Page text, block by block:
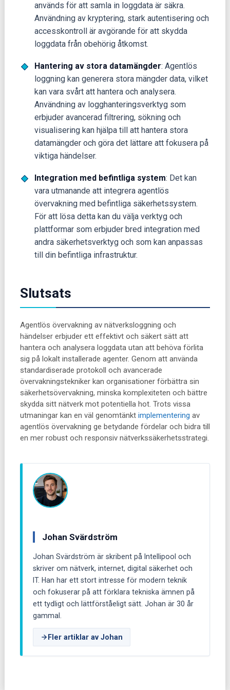
används för att samla in loggdata är säkra.
Användning av kryptering, stark autentisering och
accesskontroll är avgörande för att skydda
loggdata från obehörig åtkomst.
Hantering av stora datamängder: Agentlös
loggning kan generera stora mängder data, vilket
kan vara svårt att hantera och analysera.
Användning av logghanteringsverktyg som
erbjuder avancerad filtrering, sökning och
visualisering kan hjälpa till att hantera stora
datamängder och göra det lättare att fokusera på
viktiga händelser.
Integration med befintliga system: Det kan
vara utmanande att integrera agentlös
övervakning med befintliga säkerhetssystem.
För att lösa detta kan du välja verktyg och
plattformar som erbjuder bred integration med
andra säkerhetsverktyg och som kan anpassas
till din befintliga infrastruktur.
Slutsats
Agentlös övervakning av nätverksloggning och
händelser erbjuder ett effektivt och säkert sätt att
hantera och analysera loggdata utan att behöva förlita
sig på lokalt installerade agenter. Genom att använda
standardiserade protokoll och avancerade
övervakningstekniker kan organisationer förbättra sin
säkerhetsövervakning, minska komplexiteten och bättre
skydda sitt nätverk mot potentiella hot. Trots vissa
utmaningar kan en väl genomtänkt implementering av
agentlös övervakning ge betydande fördelar och bidra till
en mer robust och responsiv nätverkssäkerhetsstrategi.
Johan Svärdström
Johan Svärdström är skribent på Intellipool och
skriver om nätverk, internet, digital säkerhet och
IT. Han har ett stort intresse för modern teknik
och fokuserar på att förklara tekniska ämnen på
ett tydligt och lättförståeligt sätt. Johan är 30 år
gammal.
Fler artiklar av Johan